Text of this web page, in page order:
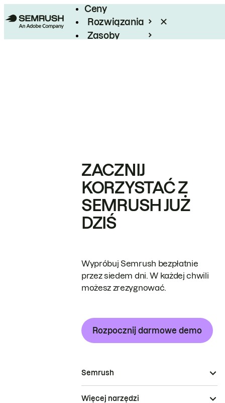
Ceny
Rozwiązania
Zasoby
ZACZNIJ
KORZYSTAĆ Z
SEMRUSH JUŻ
DZIŚ
Wypróbuj Semrush bezpłatnie
przez siedem dni. W każdej chwili
możesz zrezygnować.
Rozpocznij darmowe demo
Semrush
Więcej narzędzi